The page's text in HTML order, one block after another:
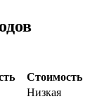
Стоимость
Низкая